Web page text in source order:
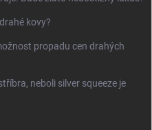
kovy?
propadu cen drahých
neboli silver squeeze je